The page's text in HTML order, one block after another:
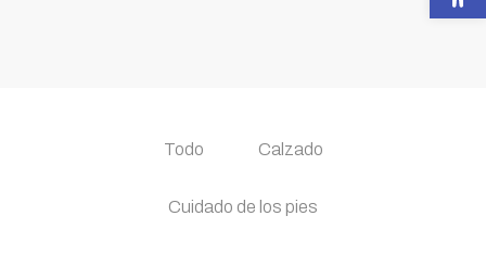
Todo Calzado
Cuidado de los pies